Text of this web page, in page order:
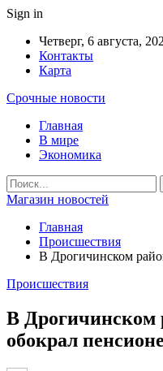
Sign in
Четверг, 6 августа,
Контакты
Карта
Срочные новости
Главная
В мире
Экономика
Магазин новостей
Главная
Происшествия
В Дрогичинском
Происшествия
В Дрогичинском
обокрал